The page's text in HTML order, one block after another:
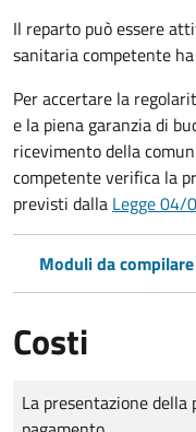
Il reparto può essere
sanitaria competente
Per accertare la
e la piena garanzia di
ricevimento della
competente verifica la
previsti dalla Legge 04/
Moduli da
Costi
Tipo di pagamento
Importo
La presentazione